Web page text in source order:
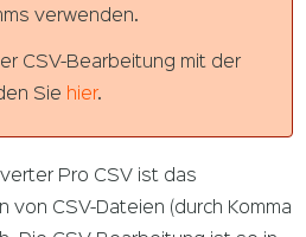
verwenden.
CSV-Bearbeitung mit der
Sie hier.
Pro CSV ist das
CSV-Dateien (durch Komma